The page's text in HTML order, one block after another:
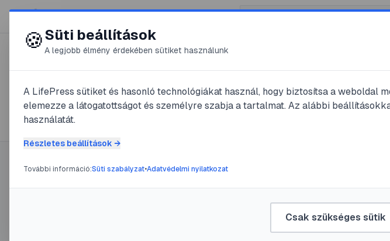
😍 LifePress
🏷️#térdduzzanat
1cikk található ezzel a címkével
Címke információ #
A duzzadt térd
gyors enyhülésért
A térd duzzanata fájdalmas és
🍪Süti beállítások
A legjobb élmény érdekében sütiket használunk
A LifePress sütiket és hasonló technológiákat használ, hogy biztosítsa a weboldal
elemezze a látogatottságot és személyre szabja a tartalmat. Az alábbi
használatát.
Részletes beállítások →
További információ:Süti szabályzat•Adatvédelmi nyilatkozat
Csak szükséges sütik